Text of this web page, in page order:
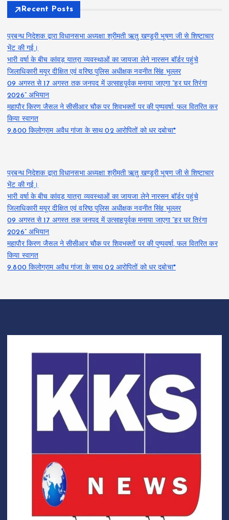
Recent Posts
प्रबन्ध निदेशक द्वारा विधानसभा अध्यक्षा श्रीमती ऋतु खण्डूरी भूषण जी से शिष्टाचार
भेंट की गई।
भारी वर्षा के बीच कांवड़ यात्रा व्यवस्थाओं का जायजा लेने नारसन बॉर्डर पहुंचे
जिलाधिकारी मयूर दीक्षित एवं वरिष्ठ पुलिस अधीक्षक नवनीत सिंह भुल्लर
09 अगस्त से 17 अगस्त तक जनपद में उत्साहपूर्वक मनाया जाएगा “हर घर तिरंगा
2026” अभियान
महापौर किरण जैसल ने सीसीआर चौक पर शिवभक्तों पर की पुष्पवर्षा, फल वितरित कर
किया स्वागत
9.800 किलोग्राम अवैध गांजा के साथ 02 आरोपितों को धर दबोचा*
प्रबन्ध निदेशक द्वारा विधानसभा अध्यक्षा श्रीमती ऋतु खण्डूरी भूषण जी से शिष्टाचार
भेंट की गई।
भारी वर्षा के बीच कांवड़ यात्रा व्यवस्थाओं का जायजा लेने नारसन बॉर्डर पहुंचे
जिलाधिकारी मयूर दीक्षित एवं वरिष्ठ पुलिस अधीक्षक नवनीत सिंह भुल्लर
09 अगस्त से 17 अगस्त तक जनपद में उत्साहपूर्वक मनाया जाएगा “हर घर तिरंगा
2026” अभियान
महापौर किरण जैसल ने सीसीआर चौक पर शिवभक्तों पर की पुष्पवर्षा, फल वितरित कर
किया स्वागत
9.800 किलोग्राम अवैध गांजा के साथ 02 आरोपितों को धर दबोचा*